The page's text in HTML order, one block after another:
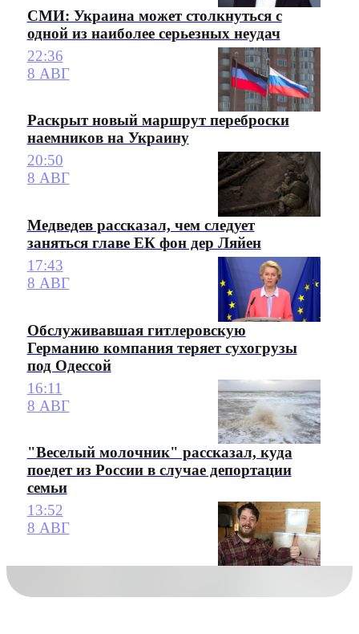
СМИ: Украина может столкнуться с
одной из наиболее серьезных неудач
22:36
8 АВГ
Раскрыт новый маршрут переброски
наемников на Украину
20:50
8 АВГ
Медведев рассказал, чем следует
заняться главе ЕК фон дер Ляйен
17:43
8 АВГ
Обслуживавшая гитлеровскую
Германию компания теряет сухогрузы
под Одессой
16:11
8 АВГ
"Веселый молочник" рассказал, куда
поедет из России в случае депортации
семьи
13:52
8 АВГ